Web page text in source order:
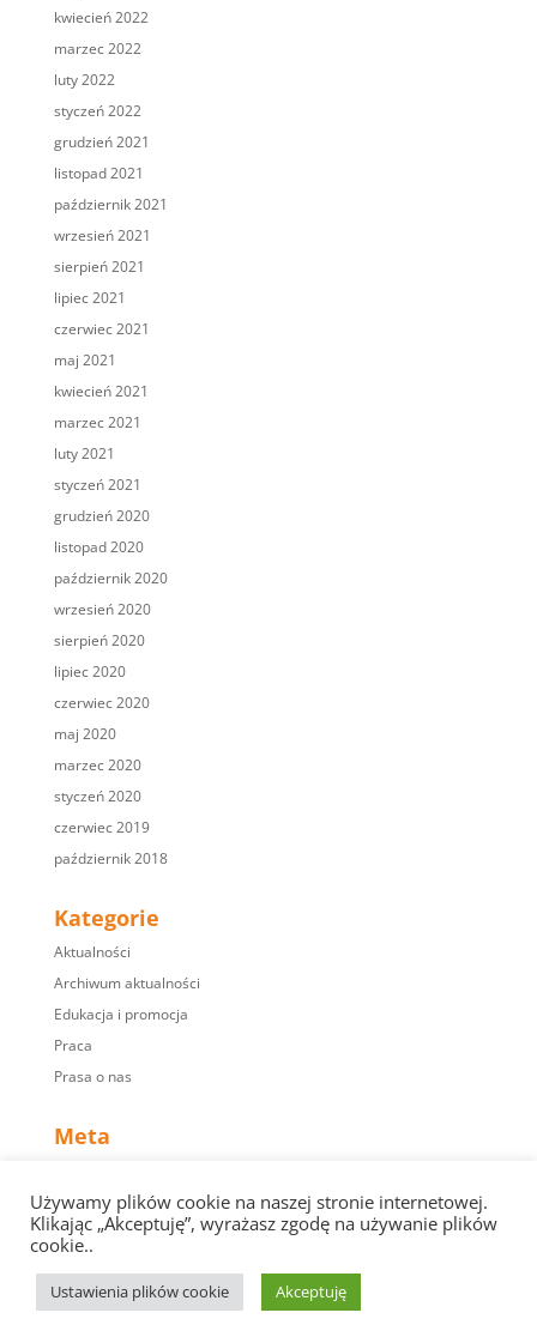
kwiecień 2022
marzec 2022
luty 2022
styczeń 2022
grudzień 2021
listopad 2021
październik 2021
wrzesień 2021
sierpień 2021
lipiec 2021
czerwiec 2021
maj 2021
kwiecień 2021
marzec 2021
luty 2021
styczeń 2021
grudzień 2020
listopad 2020
październik 2020
wrzesień 2020
sierpień 2020
lipiec 2020
czerwiec 2020
maj 2020
marzec 2020
styczeń 2020
czerwiec 2019
październik 2018
Kategorie
Aktualności
Archiwum aktualności
Edukacja i promocja
Praca
Prasa o nas
Meta
Kanał wpisów
Kanał komentarzy
Używamy plików cookie na naszej stronie internetowej.
Klikając „Akceptuję”, wyrażasz zgodę na używanie plików
cookie..
Ustawienia plików cookie Akceptuję